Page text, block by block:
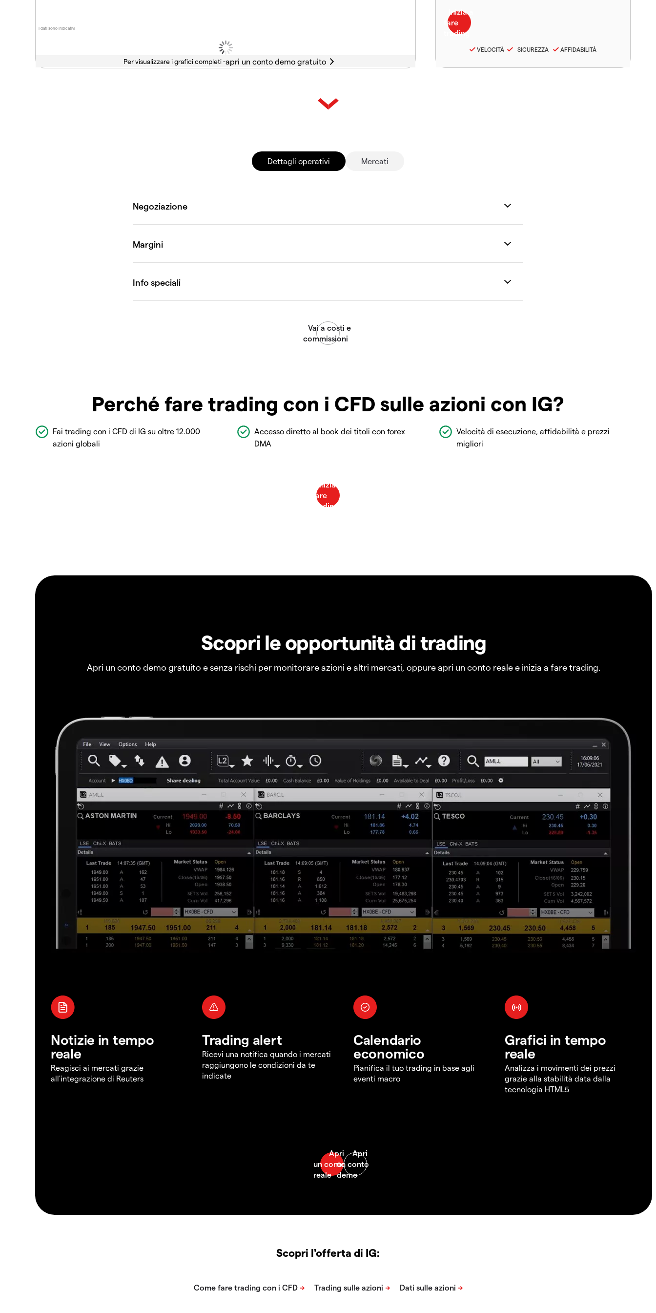
I dati sono indicativi
Per visualizzare i grafici completi -
VELOCITÀ SICUREZZA AFFIDABILITÀ
Dettagli operativi Mercati
Perché fare trading con i CFD sulle azioni con IG?
Fai trading con i CFD di IG su oltre 12.000
azioni globali
Accesso diretto al book dei titoli con forex
DMA
Velocità di esecuzione, affidabilità e prezzi
migliori
Scopri le opportunità di trading
Apri un conto demo gratuito e senza rischi per monitorare azioni e altri mercati, oppure apri un conto reale e inizia a fare trading.
Notizie in tempo
reale
Reagisci ai mercati grazie
all'integrazione di Reuters
Trading alert
Ricevi una notifica quando i mercati
raggiungono le condizioni da te
indicate
Calendario
economico
Pianifica il tuo trading in base agli
eventi macro
Grafici in tempo
reale
Analizza i movimenti dei prezzi
grazie alla stabilità data dalla
tecnologia HTML5
Scopri l'offerta di IG: